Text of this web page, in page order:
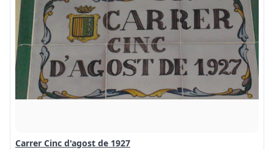
Carrer Cinc d'agost de 1927